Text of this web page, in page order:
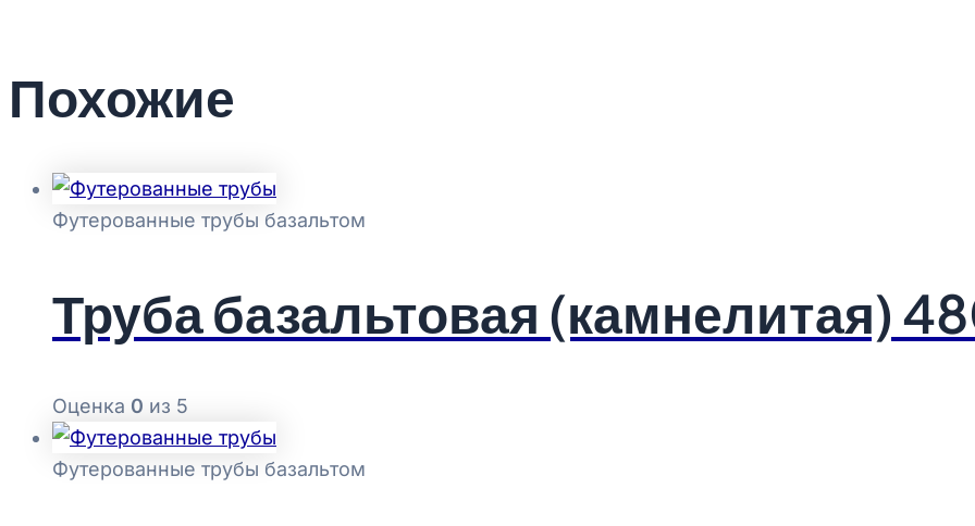
Похожие
Футерованные трубы базальтом
Труба базальтовая (камнелитая)
Оценка 0 из 5
Футерованные трубы базальтом